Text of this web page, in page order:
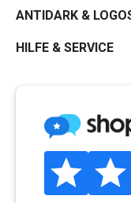
ANTIDARK &
HILFE & SERVICE